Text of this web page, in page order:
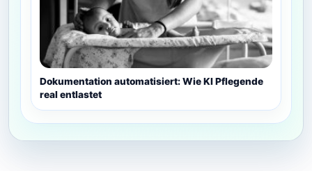
Dokumentation automatisiert: Wie KI Pflegende
real entlastet